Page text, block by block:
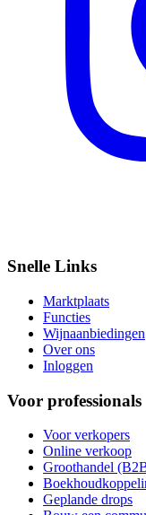
Snelle Links
Marktplaats
Functies
Wijnaanbiedingen
Over ons
Inloggen
Voor professionals
Voor verkopers
Online verkoop
Groothandel
Geplande drops